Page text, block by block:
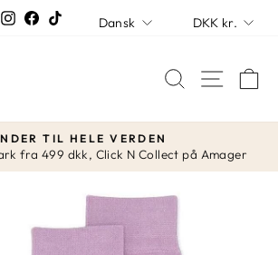
Instagram
Facebook
TikTokSPROG
Dansk DKK kr.
SØG
Stop
TIL HELE VERDEN
fra 499 dkk, Click N Collect på Amager